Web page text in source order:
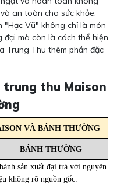
an toàn cho sức khỏe.
"Hạc Vũ" không chỉ là món
mà còn là cách thể hiện
Trung Thu thêm phần đặc
trung thu Maison
VÀ BÁNH THƯỜNG
BÁNH THƯỜNG
sản xuất đại trà với nguyên
không rõ nguồn gốc.